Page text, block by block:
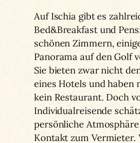
Auf Ischia gibt es
Bed&Breakfast und
schönen Zimmern,
Panorama auf den Golf
Sie bieten zwar nicht
eines Hotels und haben
kein Restaurant. Doch
Individualreisende
persönliche
Kontakt zum Vermieter.